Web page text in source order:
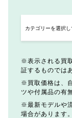
表示される買
証するものでは
買取価格は、
ツや付属品の有
最新モデルや
場合があります。